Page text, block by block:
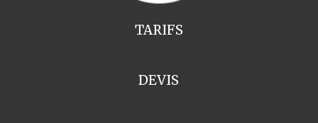
TARIFS
DEVIS